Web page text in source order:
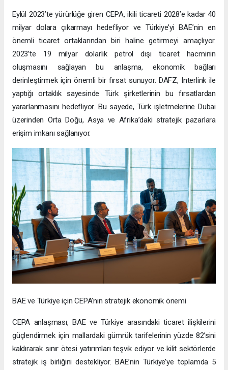
Eylül 2023’te yürürlüğe giren CEPA, ikili ticareti 2028’e kadar 40
milyar dolara çıkarmayı hedefliyor ve Türkiye’yi BAE’nin en
önemli ticaret ortaklarından biri haline getirmeyi amaçlıyor.
2023’te 19 milyar dolarlık petrol dışı ticaret hacminin
oluşmasını sağlayan bu anlaşma, ekonomik bağları
derinleştirmek için önemli bir fırsat sunuyor. DAFZ, Interlink ile
yaptığı ortaklık sayesinde Türk şirketlerinin bu fırsatlardan
yararlanmasını hedefliyor. Bu sayede, Türk işletmelerine Dubai
üzerinden Orta Doğu, Asya ve Afrika’daki stratejik pazarlara
erişim imkanı sağlanıyor.
BAE ve Türkiye için CEPA’nın stratejik ekonomik önemi
CEPA anlaşması, BAE ve Türkiye arasındaki ticaret ilişkilerini
güçlendirmek için mallardaki gümrük tarifelerinin yüzde 82’sini
kaldırarak sınır ötesi yatırımları teşvik ediyor ve kilit sektörlerde
stratejik iş birliğini destekliyor. BAE’nin Türkiye’ye toplamda 5